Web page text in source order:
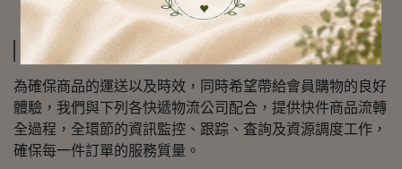
運送方式
為確保商品的運送以及時效，同時希望帶給會員購物的良好
體驗，我們與下列各快遞物流公司配合，提供快件商品流轉
全過程，全環節的資訊監控、跟踪、査詢及資源調度工作，
確保每一件訂單的服務質量。